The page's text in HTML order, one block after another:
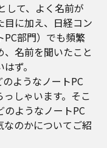
して、よく名前が
に加え、日経コン
PC部門）でも頻繁
名前を聞いたこと
ず。
ようなノートPC
しゃいます。そこ
ようなノートPC
のかについてご紹